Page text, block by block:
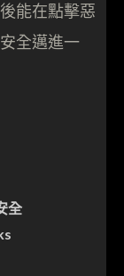
能在點擊惡
全邁進一
全